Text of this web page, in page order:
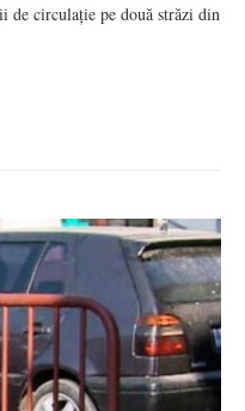
de circulație pe două străzi din